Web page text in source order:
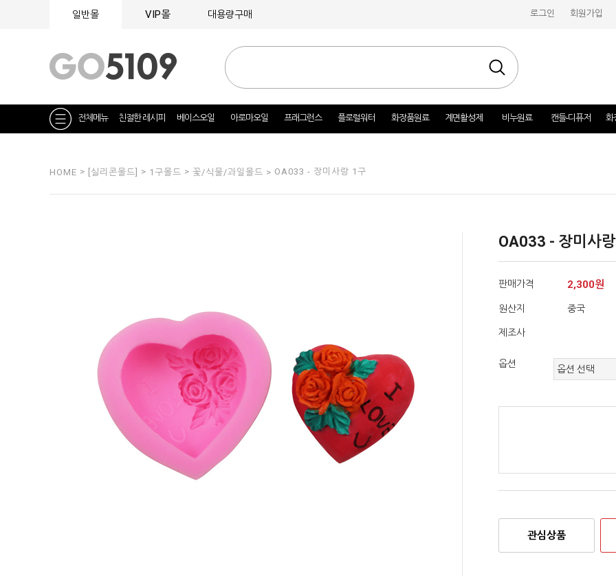
일반몰 VIP몰 대용량구매 로그인 회원가입
전체메뉴 친절한 레시피 베이스오일 아로마오일 프래그런스 플로럴워터 화장품원료 계면활성제 비누원료 캔들-디퓨저 화
HOME > [실리콘몰드] > 1구몰드 > 꽃/식물/과일몰드 > OA033 - 장미사랑 1구
OA033 - 장미사
판매가격 2,300원
원산지 중국
제조사
옵션
관심상품